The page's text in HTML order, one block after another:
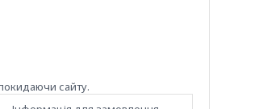
сайту.